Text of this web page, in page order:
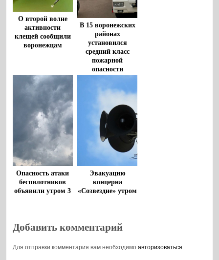
О второй волне
активности
клещей сообщили
воронежцам
В 15 воронежских
районах
установился
средний класс
пожарной
опасности
Опасность атаки
беспилотников
объявили утром 3
Эвакуацию
концерна
«Созвездие» утром
Добавить комментарий
Для отправки комментария вам необходимоавторизоваться.